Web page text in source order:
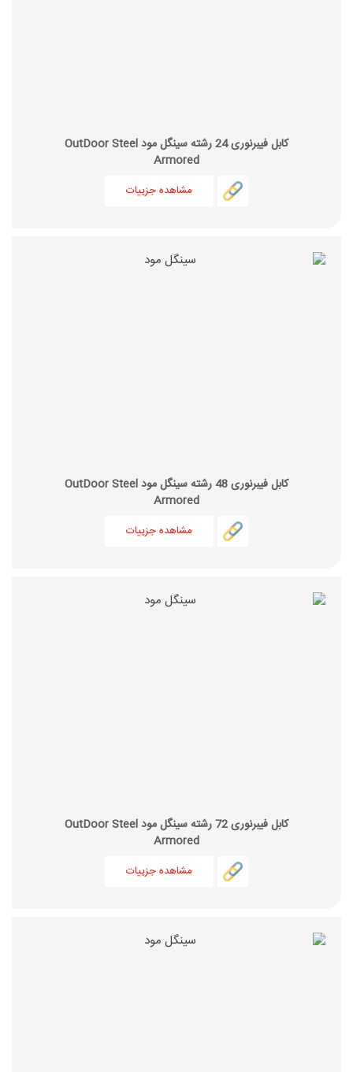
کابل فیبرنوری 24 رشته سینگل مود OutDoor Steel
Armored
مشاهده جزییات
کابل فیبرنوری 48 رشته سینگل مود OutDoor Steel
Armored
مشاهده جزییات
کابل فیبرنوری 72 رشته سینگل مود OutDoor Steel
Armored
مشاهده جزییات